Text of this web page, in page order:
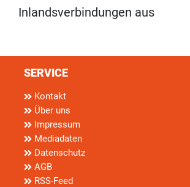
Inlandsverbindungen aus
SERVICE
Kontakt
Über uns
Impressum
Mediadaten
Datenschutz
AGB
RSS-Feed